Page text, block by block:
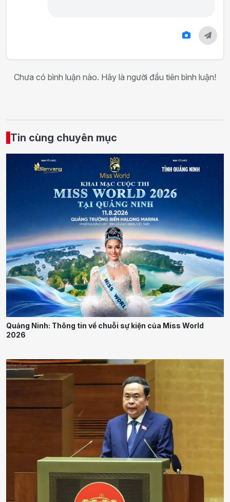
Chưa có bình luận nào. Hãy là người đầu tiên bình luận!
Tin cùng chuyên mục
Quảng Ninh: Thông tin về chuỗi sự kiện của Miss World
2026